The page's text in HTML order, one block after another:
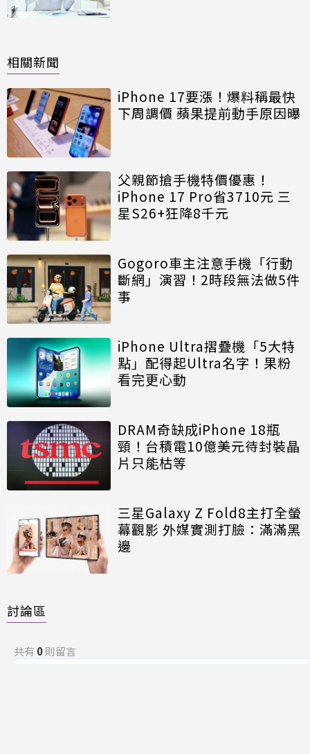
相關新聞
iPhone 17要漲！爆料稱最快
下周調價 蘋果提前動手原因曝
父親節搶手機特價優惠！
iPhone 17 Pro省3710元 三
星S26+狂降8千元
Gogoro車主注意手機「行動
斷網」演習！2時段無法做5件
事
iPhone Ultra摺疊機「5大特
點」配得起Ultra名字！果粉
看完更心動
DRAM奇缺成iPhone 18瓶
頸！台積電10億美元待封裝晶
片只能枯等
三星Galaxy Z Fold8主打全螢
幕觀影 外媒實測打臉：滿滿黑
邊
討論區
共有 0則留言